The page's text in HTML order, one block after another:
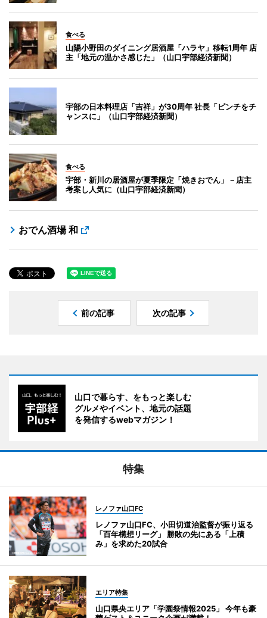
食べる
山陽小野田のダイニング居酒屋「ハラヤ」移転1周年 店
主「地元の温かさ感じた」（山口宇部経済新聞）
宇部の日本料理店「吉祥」が30周年 社長「ピンチをチ
ャンスに」（山口宇部経済新聞）
食べる
宇部・新川の居酒屋が夏季限定「焼きおでん」－店主
考案し人気に（山口宇部経済新聞）
おでん酒場 和
前の記事 次の記事
山口で暮らす、をもっと楽しむ
グルメやイベント、地元の話題
を発信するwebマガジン！
特集
レノファ山口FC
レノファ山口FC、小田切道治監督が振り返る
「百年構想リーグ」 勝敗の先にある「上積
み」を求めた20試合
エリア特集
山口県央エリア「学園祭情報2025」 今年も豪